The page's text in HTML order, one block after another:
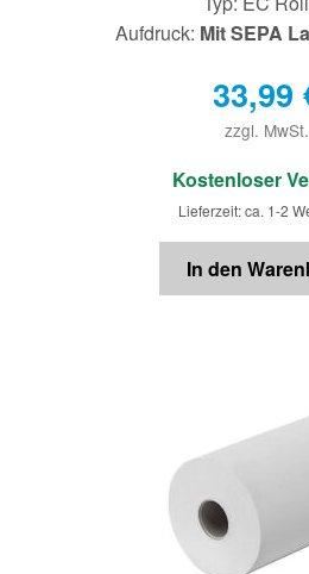
Aufdruck: Mit SEPA
33,99
zzgl. MwSt.
€
Kostenloser
Lieferzeit: ca. 1-2
In den